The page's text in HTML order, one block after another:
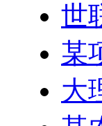
世
某
大